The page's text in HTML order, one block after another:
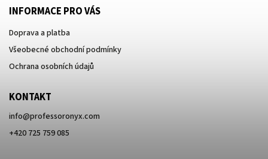
INFORMACE PRO VÁS
Doprava a platba
Všeobecné obchodní podmínky
Ochrana osobních údajů
KONTAKT
info@professoronyx.com
+420 725 759 085